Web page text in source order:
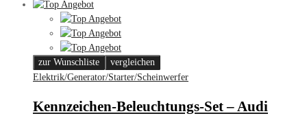
zur Wunschliste
vergleichen
Elektrik/Generator/Starter/Scheinwerfer
Kennzeichen-Beleuchtungs-Set – Audi